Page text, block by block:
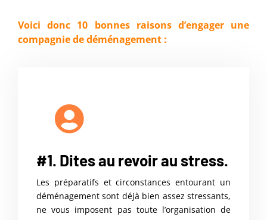
Voici donc 10 bonnes raisons d’engager une
compagnie de déménagement :
#1. Dites au revoir au stress.
Les préparatifs et circonstances entourant un
déménagement sont déjà bien assez stressants,
ne vous imposent pas toute l’organisation de